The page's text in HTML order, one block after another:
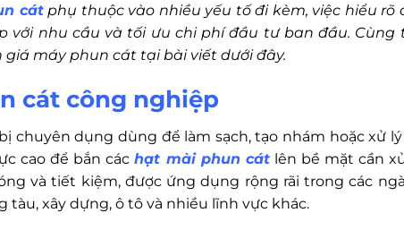
cátphụ thuộc vào nhiều yếu tố đi kèm, việc hiểu rõ
với nhu cầu và tối ưu chi phí đầu tư ban đầu. Cùng
máy phun cát tại bài viết dưới đây.
cát công nghiệp
chuyên dụng dùng để làm sạch, tạo nhám hoặc xử
cao để bắn cáchạt mài phun cátlên bề mặt cần
và tiết kiệm, được ứng dụng rộng rãi trong các
xây dựng, ô tô và nhiều lĩnh vực khác.